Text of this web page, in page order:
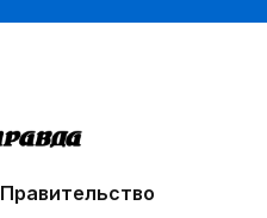
Правительство